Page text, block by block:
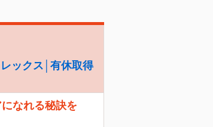
ックス│有休取得
なれる秘訣を